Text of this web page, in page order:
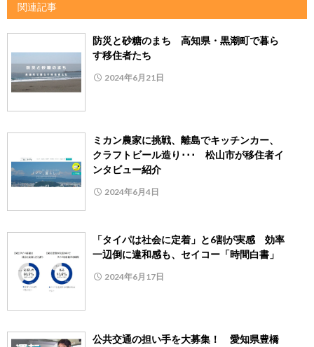
関連記事
防災と砂糖のまち 高知県・黒潮町で暮ら
す移住者たち
2024年6月21日
ミカン農家に挑戦、離島でキッチンカー、
クラフトビール造り･･･ 松山市が移住者イ
ンタビュー紹介
2024年6月4日
「タイパは社会に定着」と6割が実感 効率
一辺倒に違和感も、セイコー「時間白書」
2024年6月17日
公共交通の担い手を大募集！ 愛知県豊橋